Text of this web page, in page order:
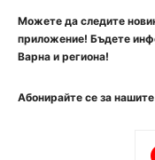
Можете да следите
приложение! Бъдете
Варна и региона!
Абонирайте се за